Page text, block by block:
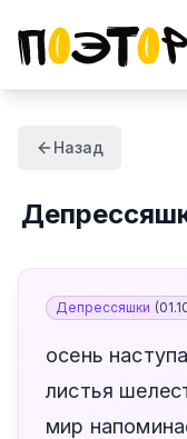
Назад
Депрессяшки (
осень
листья
мир